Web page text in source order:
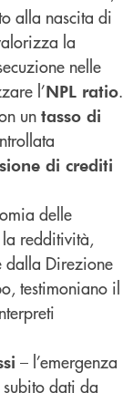
alla nascita di
la
nelle
l’NPL ratio.
un tasso di
di crediti
delle
la redditività,
dalla Direzione
testimoniano il
– l’emergenza
dati da